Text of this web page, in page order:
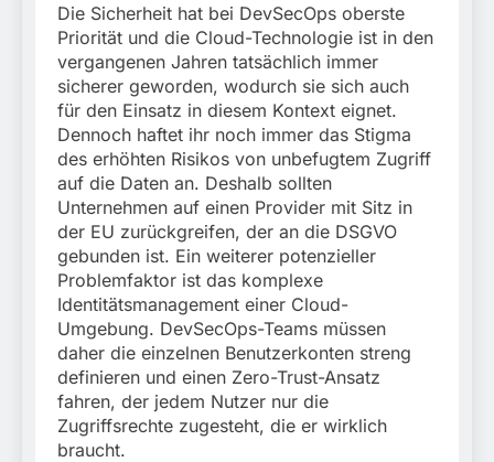
Die Sicherheit hat bei DevSecOps oberste
Priorität und die Cloud-Technologie ist in den
vergangenen Jahren tatsächlich immer
sicherer geworden, wodurch sie sich auch
für den Einsatz in diesem Kontext eignet.
Dennoch haftet ihr noch immer das Stigma
des erhöhten Risikos von unbefugtem Zugriff
auf die Daten an. Deshalb sollten
Unternehmen auf einen Provider mit Sitz in
der EU zurückgreifen, der an die DSGVO
gebunden ist. Ein weiterer potenzieller
Problemfaktor ist das komplexe
Identitätsmanagement einer Cloud-
Umgebung. DevSecOps-Teams müssen
daher die einzelnen Benutzerkonten streng
definieren und einen Zero-Trust-Ansatz
fahren, der jedem Nutzer nur die
Zugriffsrechte zugesteht, die er wirklich
braucht.